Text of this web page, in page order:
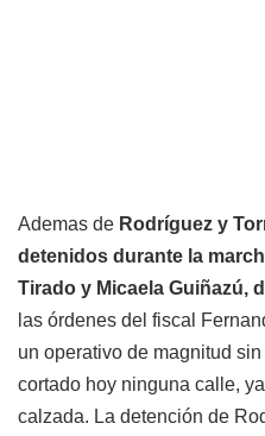
Ademas de Rodríguez y
detenidos durante la
Tirado y Micaela Guiñazú,
las órdenes del fiscal
un operativo de magnitud
cortado hoy ninguna calle,
calzada. La detención de